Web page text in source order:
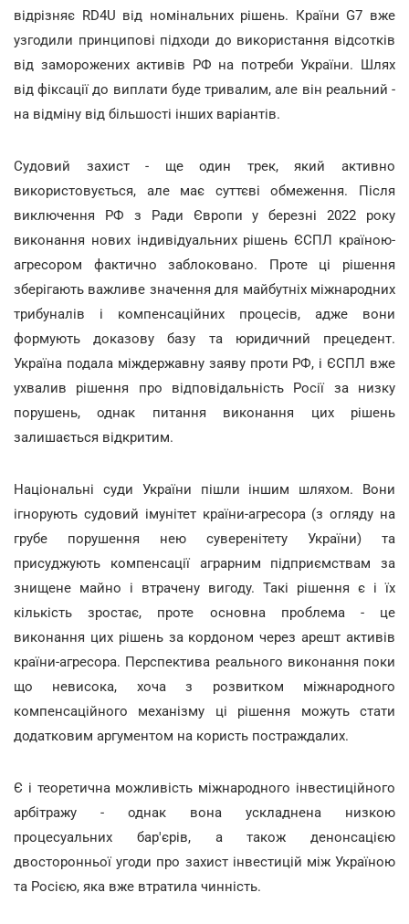
відрізняє RD4U від номінальних рішень. Країни G7 вже
узгодили принципові підходи до використання відсотків
від заморожених активів РФ на потреби України. Шлях
від фіксації до виплати буде тривалим, але він реальний -
на відміну від більшості інших варіантів.
Судовий захист - ще один трек, який активно
використовується, але має суттєві обмеження. Після
виключення РФ з Ради Європи у березні 2022 року
виконання нових індивідуальних рішень ЄСПЛ країною-
агресором фактично заблоковано. Проте ці рішення
зберігають важливе значення для майбутніх міжнародних
трибуналів і компенсаційних процесів, адже вони
формують доказову базу та юридичний прецедент.
Україна подала міждержавну заяву проти РФ, і ЄСПЛ вже
ухвалив рішення про відповідальність Росії за низку
порушень, однак питання виконання цих рішень
залишається відкритим.
Національні суди України пішли іншим шляхом. Вони
ігнорують судовий імунітет країни-агресора (з огляду на
грубе порушення нею суверенітету України) та
присуджують компенсації аграрним підприємствам за
знищене майно і втрачену вигоду. Такі рішення є і їх
кількість зростає, проте основна проблема - це
виконання цих рішень за кордоном через арешт активів
країни-агресора. Перспектива реального виконання поки
що невисока, хоча з розвитком міжнародного
компенсаційного механізму ці рішення можуть стати
додатковим аргументом на користь постраждалих.
Є і теоретична можливість міжнародного інвестиційного
арбітражу - однак вона ускладнена низкою
процесуальних бар'єрів, а також денонсацією
двосторонньої угоди про захист інвестицій між Україною
та Росією, яка вже втратила чинність.